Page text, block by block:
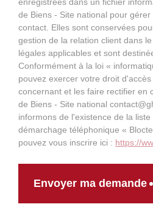
de Biens - Site national pour
contact. Elles sont conservées
gestion de la relation client dans
légales applicables et sont
Conformément à la loi «
pouvez exercer votre droit
concernant et les faire rectifier en
de Biens - Site national
informons de l'existence de la
démarchage téléphonique «
pouvez vous inscrire ici : https://
Envoyer ma demande